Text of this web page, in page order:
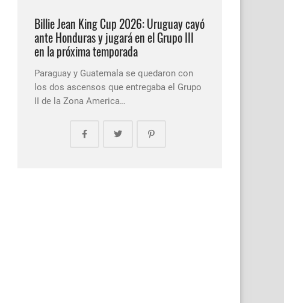
Billie Jean King Cup 2026: Uruguay cayó
ante Honduras y jugará en el Grupo III
en la próxima temporada
Paraguay y Guatemala se quedaron con
los dos ascensos que entregaba el Grupo
II de la Zona America…